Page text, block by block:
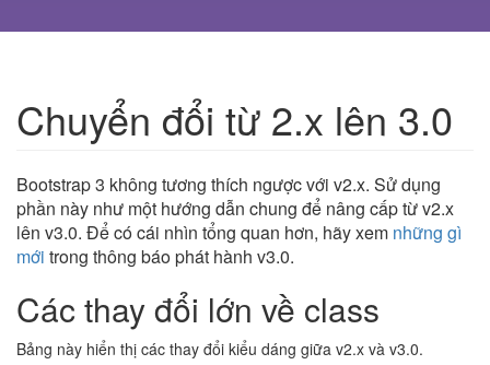
Chuyển đổi từ 2.x lên 3.0
Bootstrap 3 không tương thích ngược với v2.x. Sử dụng
phần này như một hướng dẫn chung để nâng cấp từ v2.x
lên v3.0. Để có cái nhìn tổng quan hơn, hãy xem những gì
mới trong thông báo phát hành v3.0.
Các thay đổi lớn về class
Bảng này hiển thị các thay đổi kiểu dáng giữa v2.x và v3.0.